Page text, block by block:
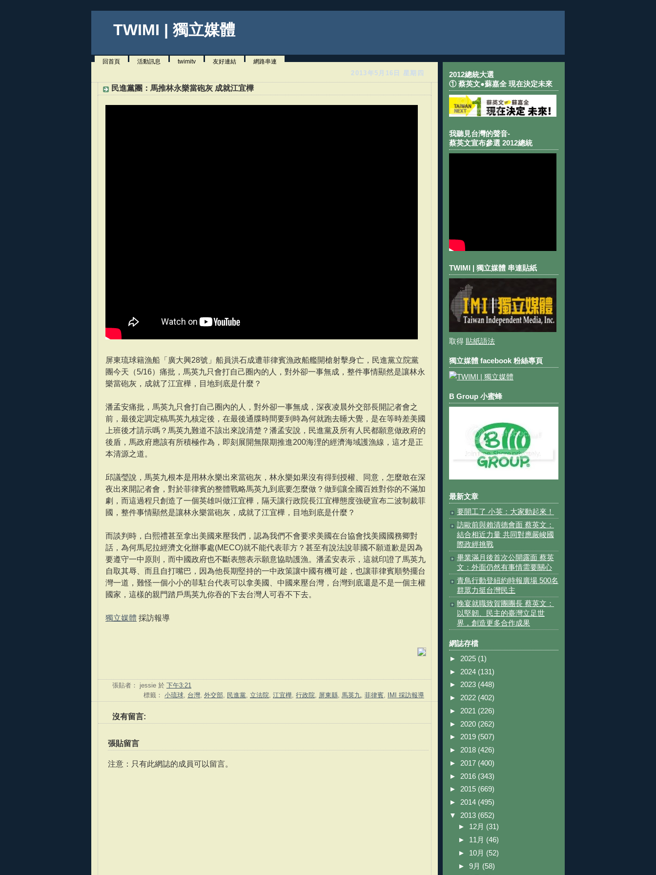
TWIMI | 獨立媒體
回首頁 活動訊息 twimitv 友好連結 網路串連
2013年5月16日 星期四
民進黨團：馬推林永樂當砲灰 成就江宜樺
屏東琉球籍漁船「廣大興28號」船員洪石成遭菲律賓漁政船艦開槍射擊身亡，民進黨立院黨
團今天（5/16）痛批，馬英九只會打自己圈內的人，對外卻一事無成，整件事情顯然是讓林永
樂當砲灰，成就了江宜樺，目地到底是什麼？
潘孟安痛批，馬英九只會打自己圈內的人，對外卻一事無成，深夜凌晨外交部長開記者會之
前，最後定調定稿馬英九核定後，在最後通牒時間要到時為何就跑去睡大覺，是在等時差美國
上班後才請示嗎？馬英九難道不該出來說清楚？潘孟安說，民進黨及所有人民都願意做政府的
後盾，馬政府應該有所積極作為，即刻展開無限期推進200海浬的經濟海域護漁線，這才是正
本清源之道。
邱議瑩說，馬英九根本是用林永樂出來當砲灰，林永樂如果沒有得到授權、同意，怎麼敢在深
夜出來開記者會，對於菲律賓的整體戰略馬英九到底要怎麼做？做到讓全國百姓對你的不滿加
劇，而這過程只創造了一個英雄叫做江宜樺，隔天讓行政院長江宜樺態度強硬宣布二波制裁菲
國，整件事情顯然是讓林永樂當砲灰，成就了江宜樺，目地到底是什麼？
而談判時，白熙禮甚至拿出美國來壓我們，認為我們不會要求美國在台協會找美國國務卿對
話，為何馬尼拉經濟文化辦事處(MECO)就不能代表菲方？甚至有說法說菲國不願道歉是因為
要遵守一中原則，而中國政府也不斷表態表示願意協助護漁。潘孟安表示，這就印證了馬英九
自取其辱、而且自打嘴巴，因為他長期堅持的一中政策讓中國有機可趁，也讓菲律賓順勢擺台
灣一道，難怪一個小小的菲駐台代表可以拿美國、中國來壓台灣，台灣到底還是不是一個主權
國家，這樣的親門踏戶馬英九你吞的下去台灣人可吞不下去。
獨立媒體 採訪報導
張貼者： jessie 於 下午3:21
標籤： 小琉球 台灣 外交部 民進黨 立法院 江宜樺 行政院 屏東縣 馬英九 菲律賓 IMI 採訪報導
沒有留言:
張貼留言
注意：只有此網誌的成員可以留言。
2012總統大選
① 蔡英文●蘇嘉全 現在決定未來
我聽見台灣的聲音-
蔡英文宣布參選 2012總統
TWIMI | 獨立媒體 串連貼紙
取得 貼紙語法
獨立媒體 facebook 粉絲專頁
B Group 小蜜蜂
最新文章
要開工了 小英：大家動起來！
訪歐前與賴清德會面 蔡英文：
結合相近力量 共同對應嚴峻國
際政經挑戰
畢業滿月後首次公開露面 蔡英
文：外面仍然有事情需要關心
青鳥行動登紐約時報廣場 500名
群眾力挺台灣民主
晚宴就職致賀團團長 蔡英文：
以堅韌、民主的臺灣立足世
界，創造更多合作成果
網誌存檔
► 2025 (1)
► 2024 (131)
► 2023 (448)
► 2022 (402)
► 2021 (226)
► 2020 (262)
► 2019 (507)
► 2018 (426)
► 2017 (400)
► 2016 (343)
► 2015 (669)
► 2014 (495)
▼ 2013 (652)
► 12月 (31)
► 11月 (46)
► 10月 (52)
► 9月 (58)